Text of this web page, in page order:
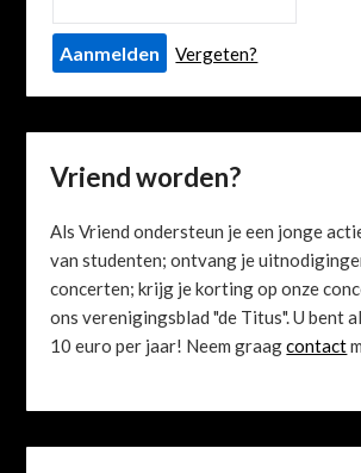
Vergeten?
Vriend worden?
Als Vriend ondersteun je een jonge
van studenten; ontvang je
concerten; krijg je korting op onze
ons verenigingsblad "de Titus". U bent
10 euro per jaar! Neem graagcontact